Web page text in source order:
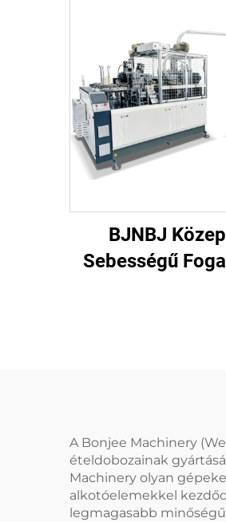
BJNBJ
Sebességű
A Bonjee Machinery
ételdobozainak
Machinery olyan
alkotóelemekkel
legmagasabb